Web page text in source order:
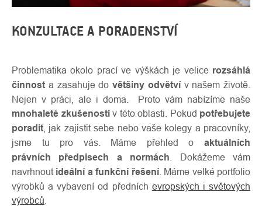
KONZULTACE A PORADENSTVÍ
Problematika okolo prací ve výškách je velice rozsáhlá
činnost a zasahuje do většiny odvětvív našem životě.
Nejen v práci, ale i doma. Proto vám nabízíme naše
mnohaleté zkušenostiv této oblasti. Pokud potřebujete
poradit , jak zajistit sebe nebo vaše kolegy a pracovníky,
jsme tu pro vás. Máme přehled o aktuálních
právních předpisech a normách . Dokážeme vám
navrhnout ideální a funkční řešení. Máme velké portfolio
výrobků a vybavení od předních evropských i světových
výrobců